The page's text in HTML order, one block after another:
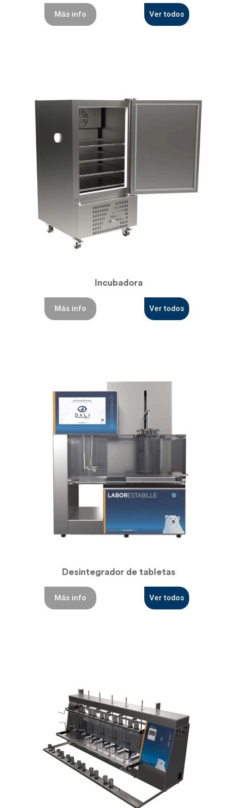
Más info Ver todos
Incubadora
Más info Ver todos
Desintegrador de tabletas
Más info Ver todos